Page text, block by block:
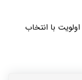
با انتخاب